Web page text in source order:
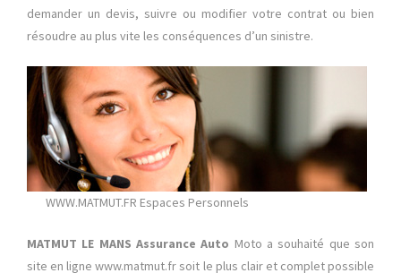
demander un devis, suivre ou modifier votre contrat ou bien
résoudre au plus vite les conséquences d’un sinistre.
WWW.MATMUT.FR Espaces Personnels
MATMUT LE MANS Assurance Auto Moto a souhaité que son
site en ligne www.matmut.fr soit le plus clair et complet possible